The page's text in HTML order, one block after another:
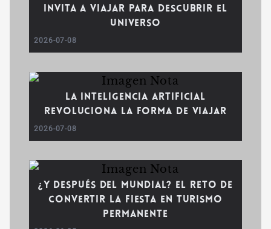
invita a viajar para descubrir el
universo
2026-07-08
La inteligencia artificial
revoluciona la forma de viajar
2026-07-08
¿Y después del Mundial? El reto de
convertir la fiesta en turismo
permanente